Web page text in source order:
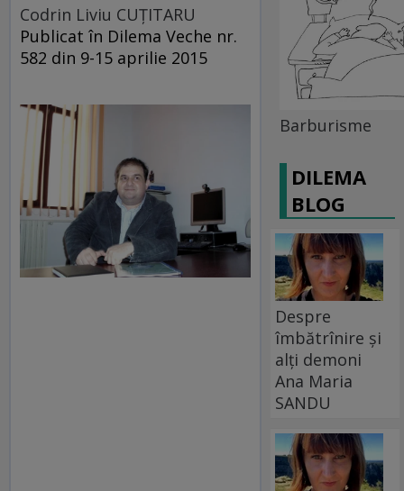
Codrin Liviu CUŢITARU
Publicat în Dilema Veche nr.
582 din 9-15 aprilie 2015
Barburisme
DILEMA
BLOG
Despre
îmbătrînire și
alți demoni
Ana Maria
SANDU